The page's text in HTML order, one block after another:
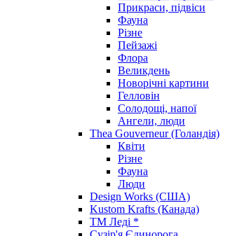
Прикраси, підвіси
Фауна
Різне
Пейзажі
Флора
Великдень
Новорічні картини
Гелловін
Солодощі, напої
Ангели, люди
Thea Gouverneur (Голандія)
Квіти
Різне
Фауна
Люди
Design Works (США)
Kustom Krafts (Канада)
ТМ Леді *